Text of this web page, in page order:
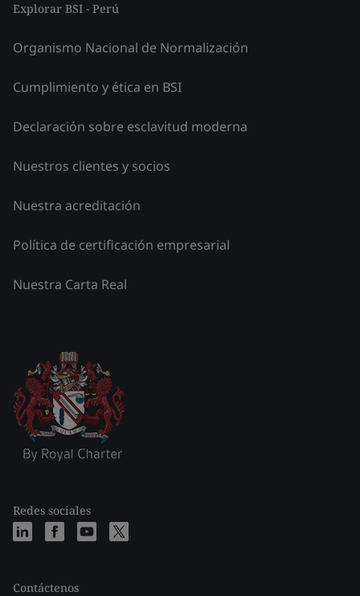
Explorar BSI - Perú
Organismo Nacional de Normalización
Cumplimiento y ética en BSI
Declaración sobre esclavitud moderna
Nuestros clientes y socios
Nuestra acreditación
Política de certificación empresarial
Nuestra Carta Real
Redes sociales
Contáctenos